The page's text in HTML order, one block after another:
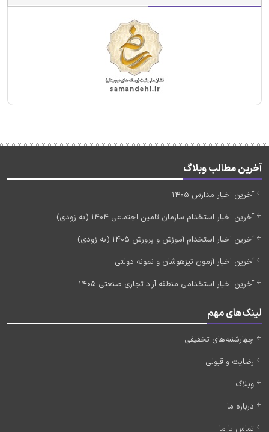
آخرین مطالب وبلاگ
آخرین اخبار مدارس 1405
آخرین اخبار استخدام سازمان تامین اجتماعی 1404 (به زودی)
آخرین اخبار استخدام آموزش و پرورش 1405 (به زودی)
آخرین اخبار آزمون تیزهوشان و نمونه دولتی
آخرین اخبار استخدامی منطقه آزاد تجاری صنعتی 1405
لینک‌های مهم
چهارشنبه‌های تخفیفی
رضایت و قبولی
وبلاگ
درباره ما
تماس با ما